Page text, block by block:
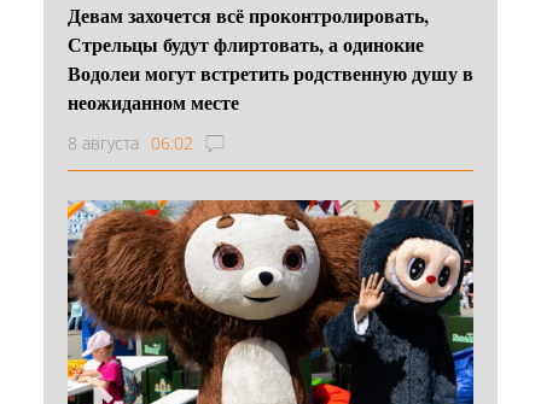
Девам захочется всё проконтролировать,
Стрельцы будут флиртовать, а одинокие
Водолеи могут встретить родственную душу в
неожиданном месте
8 августа 06:02